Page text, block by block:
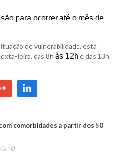
para ocorrer até o mês de
de vulnerabilidade, está
feira, das 8h às 12h e das 13h
comorbidades a partir dos 50
0